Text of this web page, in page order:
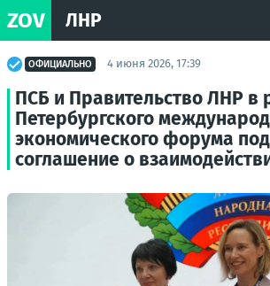
ZOV ЛНР
ОФИЦИАЛЬНО 4 июня 2026, 17:39
ПСБ и Правительство ЛНР в
Петербургского
экономического форума
соглашение о